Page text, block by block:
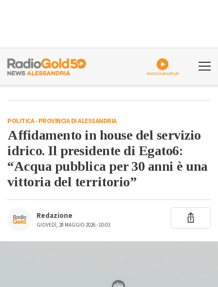
ASCOLTA GOLDPLAY
POLITICA-PROVINCIA DI ALESSANDRIA
Affidamento in house del servizio
idrico. Il presidente di Egato6:
“Acqua pubblica per 30 anni è una
vittoria del territorio”
Redazione
GIOVEDÌ, 28 MAGGIO 2026 - 10:03